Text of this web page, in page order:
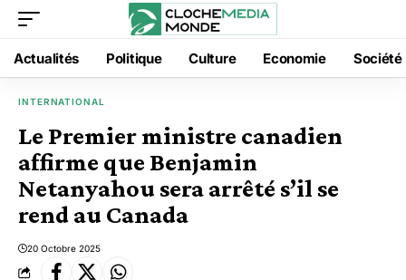
Actualités Politique Culture Economie Société
INTERNATIONAL
Le Premier ministre canadien
affirme que Benjamin
Netanyahou sera arrêté s’il se
rend au Canada
20 Octobre 2025